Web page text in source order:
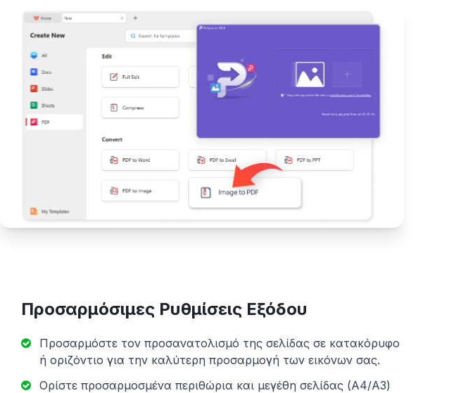
Προσαρμόσιμες Ρυθμίσεις Εξόδου
Προσαρμόστε τον προσανατολισμό της σελίδας σε κατακόρυφο
ή οριζόντιο για την καλύτερη προσαρμογή των εικόνων σας.
Ορίστε προσαρμοσμένα περιθώρια και μεγέθη σελίδας (A4/A3)